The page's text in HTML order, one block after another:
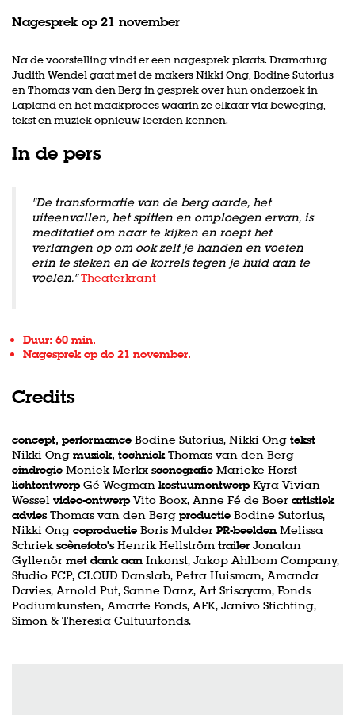
Nagesprek op 21 november
Na de voorstelling vindt er een nagesprek plaats. Dramaturg
Judith Wendel gaat met de makers Nikki Ong, Bodine Sutorius
en Thomas van den Berg in gesprek over hun onderzoek in
Lapland en het maakproces waarin ze elkaar via beweging,
tekst en muziek opnieuw leerden kennen.
In de pers
"De transformatie van de berg aarde, het
uiteenvallen, het spitten en omploegen ervan, is
meditatief om naar te kijken en roept het
verlangen op om ook zelf je handen en voeten
erin te steken en de korrels tegen je huid aan te
voelen."Theaterkrant
Duur: 60 min.
Nagesprek op do 21 november.
Credits
concept, performance Bodine Sutorius, Nikki Ong tekst
Nikki Ong muziek, techniekThomas van den Berg
eindregie Moniek Merkx scenografie Marieke Horst
lichtontwerpGé Wegman kostuumontwerpKyra Vivian
Wessel video-ontwerpVito Boox, Anne Fé de Boer artistiek
adviesThomas van den Berg productie Bodine Sutorius,
Nikki Ong coproductie Boris Mulder PR-beelden Melissa
Schriekscènefoto'sHenrik Hellström trailer Jonatan
Gyllenör met dank aan Inkonst, Jakop Ahlbom Company,
Studio FCP, CLOUD Danslab, Petra Huisman, Amanda
Davies, Arnold Put, Sanne Danz, Art Srisayam, Fonds
Podiumkunsten, Amarte Fonds, AFK, Janivo Stichting,
Simon & Theresia Cultuurfonds.